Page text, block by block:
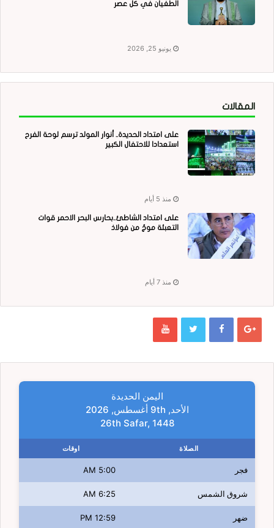
الطغيان في كل عصر
يونيو 25, 2026
المقالات
على امتداد الحديدة.. أنوار المولد ترسم لوحة الفرح
استعدادا للاحتفال الكبير
منذ 5 أيام
على امتداد الشاطئ..بحارس البحر الاحمر قوات
التعبئة موجٌ من فولاذ
منذ 7 أيام
اليمن الحديدة
الأحد, 9th أغسطس, 2026
26th Safar, 1448
الصلاة اوقات
فجر 5:00 AM
شروق الشمس 6:25 AM
ضهر 12:59 PM